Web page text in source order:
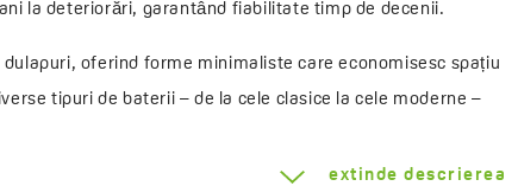
la deteriorări, garantând fiabilitate timp de decenii.
oferind forme minimaliste care economisesc spațiu
tipuri de baterii – de la cele clasice la cele moderne –
extinde descrierea